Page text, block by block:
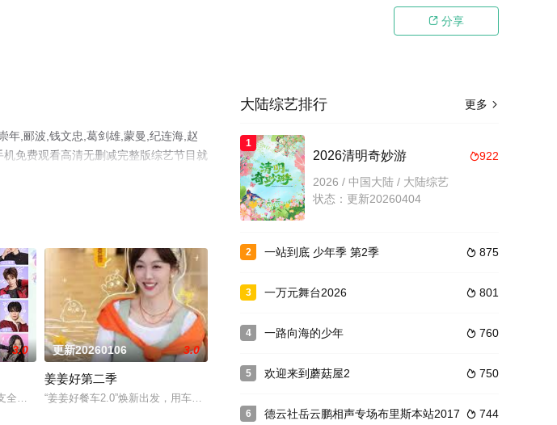
 分享
年,郦波,钱文忠,葛剑雄,蒙曼,纪连海,赵
免费观看高清无删减完整版综艺节目就
大神玩家进入全封闭的未知密室
进中医的万千世界，从草木到经络，从领悟到亲手实践。
3.0
全明星流行表演合唱团，接受舞台考核、强团对决等四轮挑战，最终实现20+青春合唱狂欢盛典演出，并
更新20260106 3.0
姜姜好第二季
“姜姜好餐车2.0”焕新出发，用车轮丈量中国滋味~主理摊主姜妍携手全新摆摊搭子，深入辽宁、湖北、海南三
更多 
大陆综艺排行
1
922
2026清明奇妙游
2026 / 中国大陆 / 大陆综艺
状态：更新20260404
2  875
一站到底 少年季 第2季
3  801
一万元舞台2026
4  760
一路向海的少年
5  750
欢迎来到蘑菇屋2
6  744
德云社岳云鹏相声专场布里斯本站2017